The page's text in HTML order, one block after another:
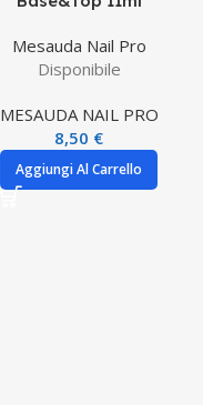
Mesauda Nail Pro
Disponibile
MESAUDA NAIL PRO
8,50 €
Aggiungi Al Carrello